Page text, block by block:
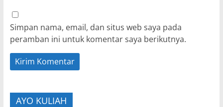
Simpan nama, email, dan situs web saya pada
peramban ini untuk komentar saya berikutnya.
AYO KULIAH